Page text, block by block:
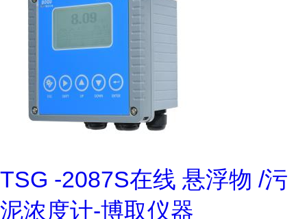
TSG -2087S在线 悬浮物 /污
泥浓度计-博取仪器